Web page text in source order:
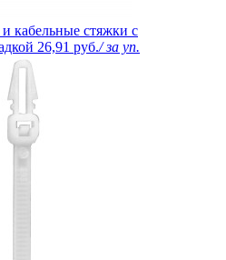
кабельные стяжки с
26,91 руб./ за уп.